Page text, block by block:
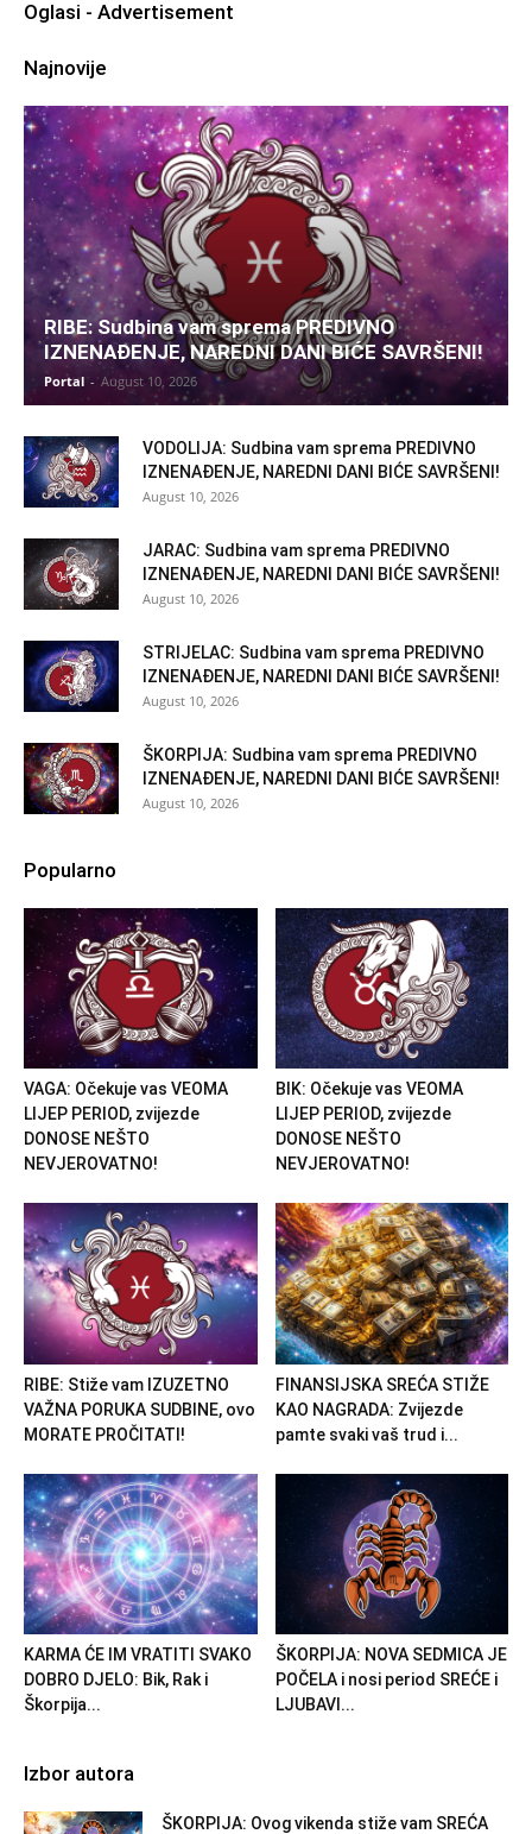
Oglasi - Advertisement
Najnovije
RIBE: Sudbina vam sprema PREDIVNO
IZNENAĐENJE, NAREDNI DANI BIĆE SAVRŠENI!
Portal - August 10, 2026
VODOLIJA: Sudbina vam sprema PREDIVNO
IZNENAĐENJE, NAREDNI DANI BIĆE SAVRŠENI!
August 10, 2026
JARAC: Sudbina vam sprema PREDIVNO
IZNENAĐENJE, NAREDNI DANI BIĆE SAVRŠENI!
August 10, 2026
STRIJELAC: Sudbina vam sprema PREDIVNO
IZNENAĐENJE, NAREDNI DANI BIĆE SAVRŠENI!
August 10, 2026
ŠKORPIJA: Sudbina vam sprema PREDIVNO
IZNENAĐENJE, NAREDNI DANI BIĆE SAVRŠENI!
August 10, 2026
Popularno
VAGA: Očekuje vas VEOMA
LIJEP PERIOD, zvijezde
DONOSE NEŠTO
NEVJEROVATNO!
BIK: Očekuje vas VEOMA
LIJEP PERIOD, zvijezde
DONOSE NEŠTO
NEVJEROVATNO!
RIBE: Stiže vam IZUZETNO
VAŽNA PORUKA SUDBINE, ovo
MORATE PROČITATI!
FINANSIJSKA SREĆA STIŽE
KAO NAGRADA: Zvijezde
pamte svaki vaš trud i...
KARMA ĆE IM VRATITI SVAKO
DOBRO DJELO: Bik, Rak i
Škorpija...
ŠKORPIJA: NOVA SEDMICA JE
POČELA i nosi period SREĆE i
LJUBAVI...
Izbor autora
ŠKORPIJA: Ovog vikenda stiže vam SREĆA